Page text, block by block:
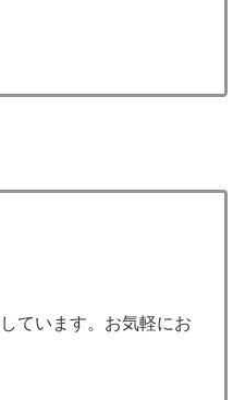
ています。お気軽にお